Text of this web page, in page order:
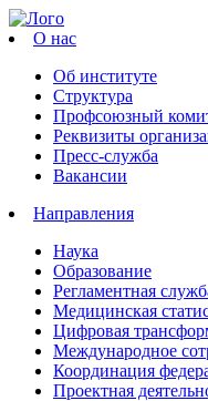
О нас
Об институте
Структура
Профсоюзный
Реквизиты
Пресс-служба
Вакансии
Направления
Наука
Образование
Регламентная
Медицинская
Цифровая
Международное
Координация
Проектная